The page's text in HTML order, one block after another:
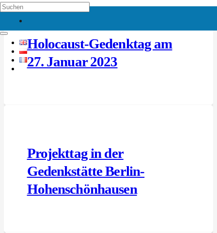
Holocaust-Gedenktag am
27. Januar 2023
Projekttag in der
Gedenkstätte Berlin-
Hohenschönhausen